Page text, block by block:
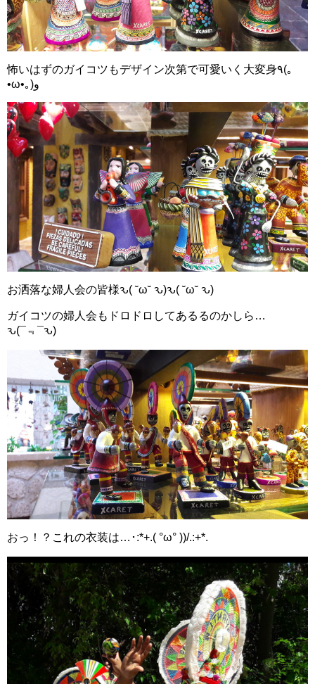
怖いはずのガイコツもデザイン次第で可愛いく大変身٩(｡
•ω•｡)و
お洒落な婦人会の皆様ԅ( ˘ω˘ ԅ)ԅ( ˘ω˘ ԅ)
ガイコツの婦人会もドロドロしてあるるのかしら…
ԅ(¯﹃¯ԅ)
おっ！？これの衣装は…･:*+.( °ω° ))/.:+*.